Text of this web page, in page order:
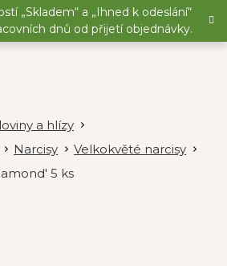
„Skladem“ a „Ihned k odeslání“
dnů od přijetí objednávky.
a hlízy
Narcisy
Velkokvěté narcisy
5 ks